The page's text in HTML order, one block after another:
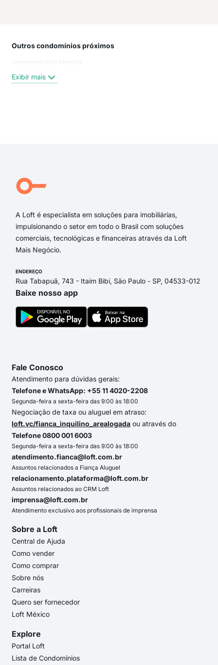
Outros condomínios próximos
Condominio Villa Messina
Exibir mais
A Loft é especialista em soluções para imobiliárias,
impulsionando o setor em todo o Brasil com soluções
comerciais, tecnológicas e financeiras através da Loft
Mais Negócio.
ENDEREÇO
Rua Tabapuã, 743 - Itaim Bibi, São Paulo - SP, 04533-012
Baixe nosso app
Fale Conosco
Atendimento para dúvidas gerais:
Telefone e WhatsApp: +55 11 4020-2208
Segunda-feira a sexta-feira das 9:00 às 18:00
Negociação de taxa ou aluguel em atraso:
loft.vc/fianca_inquilino_arealogada ou através do
Telefone 0800 001 6003
Segunda-feira a sexta-feira das 9:00 às 18:00
atendimento.fianca@loft.com.br
Assuntos relacionados a Fiança Aluguel
relacionamento.plataforma@loft.com.br
Assuntos relacionados ao CRM Loft
imprensa@loft.com.br
Atendimento exclusivo aos profissionais de imprensa
Sobre a Loft
Central de Ajuda
Como vender
Como comprar
Sobre nós
Carreiras
Quero ser fornecedor
Loft México
Explore
Portal Loft
Lista de Condomínios